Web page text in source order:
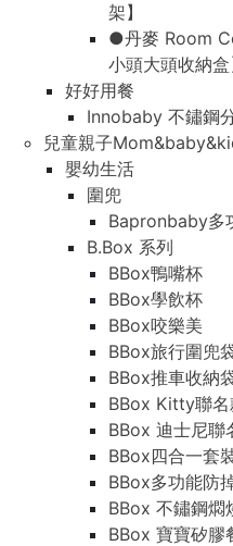
架】
●丹麥 Room
小頭大頭收納盒
好好用餐
Innobaby 不鏽鋼
兒童親子
嬰幼生活
圍兜
Bapronbaby多
B.Box 系列
BBox鴨嘴杯
BBox學飲杯
BBox咬樂美
BBox旅行圍兜
BBox推車收納
BBox Kitty聯名
BBox 迪士尼聯
BBox四合一套
BBox多功能防
BBox 不鏽鋼燜
BBox 寶寶矽膠